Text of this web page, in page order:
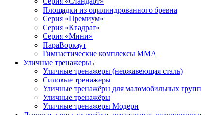
Площадки из оцилиндрованного бревна
Серия «Премиум»
Серия «Квадрат»
Серия «Мини»
ПараВоркаут
Гимнастические комплексы ММА
Уличные тренажеры
Уличные тренажеры (нержавеющая сталь)
Силовые тренажеры
Уличные тренажёры для маломобильных групп
Уличные тренажёры
Уличные тренажеры Модерн